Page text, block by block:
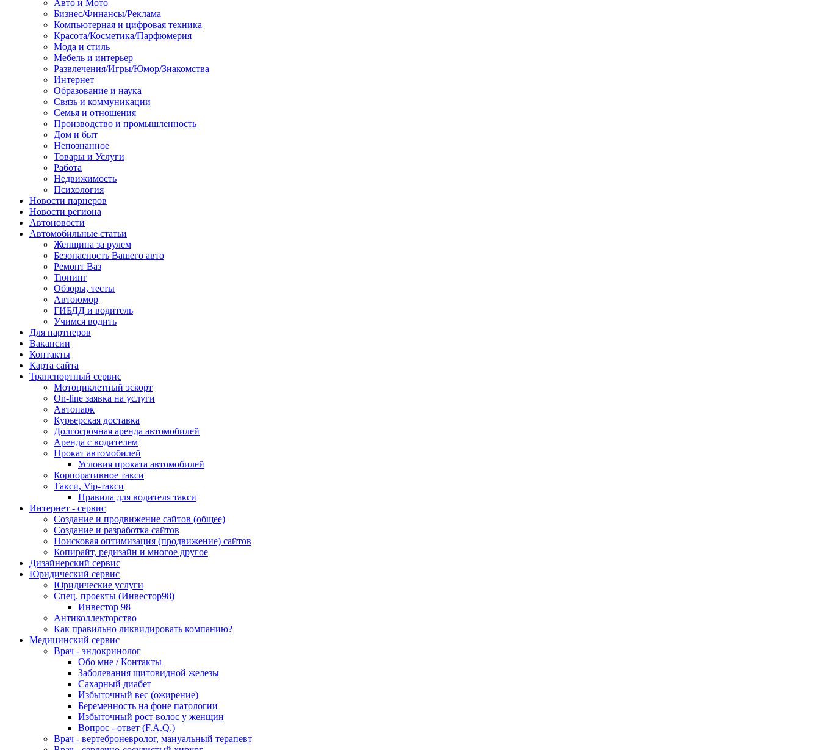
Авто и Мото
Бизнес/Финансы/Реклама
Компьютерная и цифровая техника
Красота/Косметика/Парфюмерия
Мода и стиль
Мебель и интерьер
Развлечения/Игры/Юмор/Знакомства
Интернет
Образование и наука
Связь и коммуникации
Семья и отношения
Производство и промышленность
Дом и быт
Непознанное
Товары и Услуги
Работа
Недвижимость
Психология
Новости парнеров
Новости региона
Автоновости
Автомобильные статьи
Женщина за рулем
Безопасность Вашего авто
Ремонт Ваз
Тюнинг
Обзоры, тесты
Автоюмор
ГИБДД и водитель
Учимся водить
Для партнеров
Вакансии
Контакты
Карта сайта
Транспортный сервис
Мотоциклетный эскорт
On-line заявка на услуги
Автопарк
Курьерская доставка
Долгосрочная аренда автомобилей
Аренда с водителем
Прокат автомобилей
Условия проката автомобилей
Корпоративное такси
Такси, Vip-такси
Правила для водителя такси
Интернет - сервис
Создание и продвижение сайтов (общее)
Создание и разработка сайтов
Поисковая оптимизация (продвижение) сайтов
Копирайт, редизайн и многое другое
Дизайнерский сервис
Юридический сервис
Юридические услуги
Спец. проекты (Инвестор98)
Инвестор 98
Антиколлекторство
Как правильно ликвидировать компанию?
Медицинский сервис
Врач - эндокринолог
Обо мне / Контакты
Заболевания щитовидной железы
Сахарный диабет
Избыточный вес (ожирение)
Беременность на фоне патологии
Избыточный рост волос у женщин
Вопрос - ответ (F.A.Q.)
Врач - вертеброневролог, мануальный терапевт